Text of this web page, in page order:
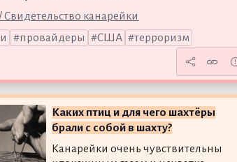
канарейки
провайдеры США терроризм
Каких птиц и для чего шахтёры
брали с собой в шахту?
Канарейки очень чувствительны